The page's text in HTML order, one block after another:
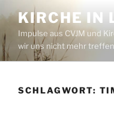
Inhalt
springen
KIRCHE IN
Impulse aus CVJM und
wir uns nicht mehr
SCHLAGWORT: